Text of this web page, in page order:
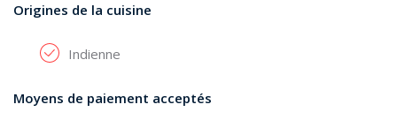
Origines de la cuisine
Indienne
Moyens de paiement acceptés